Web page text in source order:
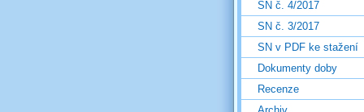
SN č. 4/2017
SN č. 3/2017
SN v PDF ke stažení
Dokumenty doby
Recenze